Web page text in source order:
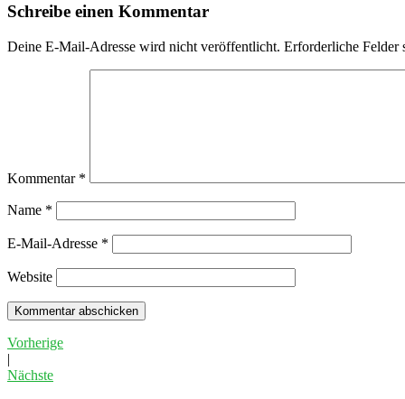
Schreibe einen Kommentar
Deine E-Mail-Adresse wird nicht veröffentlicht. Erforderliche Felder
Kommentar *
Name *
E-Mail-Adresse *
Website
Vorherige
|
Nächste